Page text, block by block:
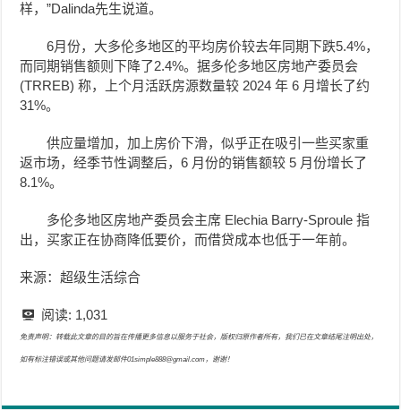
样，”Dalinda先生说道。
6月份，大多伦多地区的平均房价较去年同期下跌5.4%，
而同期销售额则下降了2.4%。据多伦多地区房地产委员会
(TRREB) 称，上个月活跃房源数量较 2024 年 6 月增长了约
31%。
供应量增加，加上房价下滑，似乎正在吸引一些买家重
返市场，经季节性调整后，6 月份的销售额较 5 月份增长了
8.1%。
多伦多地区房地产委员会主席 Elechia Barry-Sproule 指
出，买家正在协商降低要价，而借贷成本也低于一年前。
来源：超级生活综合
阅读: 1,031
免责声明：转载此文章的目的旨在传播更多信息以服务于社会，版权归原作者所有，我们已在文章结尾注明出处，
如有标注错误或其他问题请发邮件01simple888@gmail.com，谢谢！